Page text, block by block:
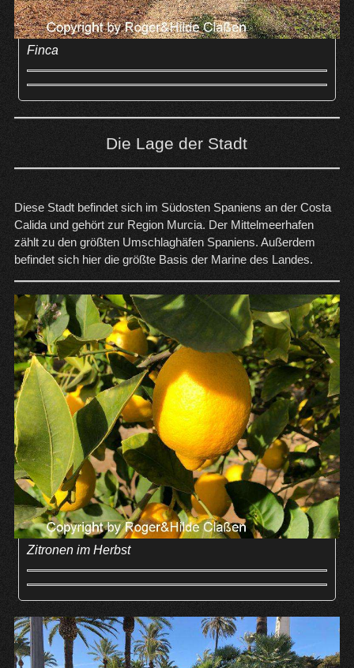
Finca
Die Lage der Stadt
Diese Stadt befindet sich im Südosten Spaniens an der Costa
Calida und gehört zur Region Murcia. Der Mittelmeerhafen
zählt zu den größten Umschlaghäfen Spaniens. Außerdem
befindet sich hier die größte Basis der Marine des Landes.
Zitronen im Herbst